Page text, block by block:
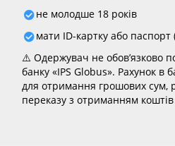
не молодше 18 років
мати ID-картку або
⚠️ Одержувач не обов’язково
банку «IPS Globus». Рахунок в
для отримання грошових сум,
переказу з отриманням коштів